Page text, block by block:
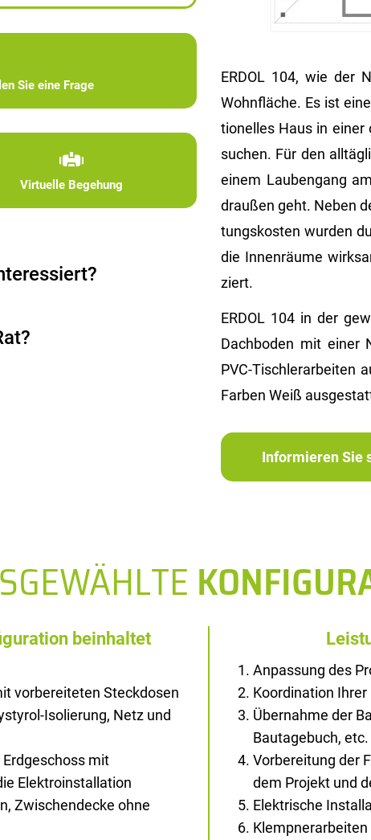
ERDOL 104, wie der
Wohn­flä­che. Es ist
tio­nel­les Haus in
su­chen. Für den
einem Lau­ben­gang
drau­ßen geht. Neben
tungs­kos­ten wur­den
die In­nen­räu­me
ziert.
ERDOL 104 in der
Dach­bo­den mit einer
PVC-Tisch­ler­ar­bei­ten
Far­ben Weiß
Informieren Sie
Sie eine Frage
Virtuelle Begehung
beinhaltet
vorbereiteten Steckdosen
Isolierung, Netz und
mit
Elektroinstallation
Zwischendecke ohne
Anpassung des
Koordination
Übernahme der
Bautagebuch, etc.
Vorbereitung der
dem Projekt und
Elektrische
Klempnerarbeiten